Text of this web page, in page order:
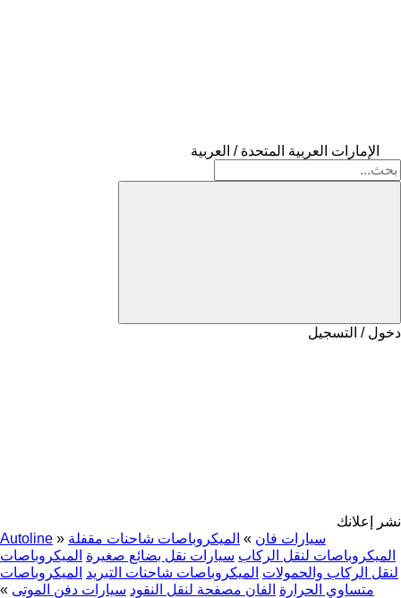
الإمارات العربية المتحدة / العربية
دخول / التسجيل
نشر إعلانك
Autoline » سيارات فان » الميكروباصات شاحنات مقفلة
الميكروباصات لنقل الركاب سيارات نقل بضائع صغيرة الميكروباصات
لنقل الركاب والحمولات الميكروباصات شاحنات التبريد الميكروباصات
متساوي الحرارة الفان مصفحة لنقل النقود سيارات دفن الموتى »